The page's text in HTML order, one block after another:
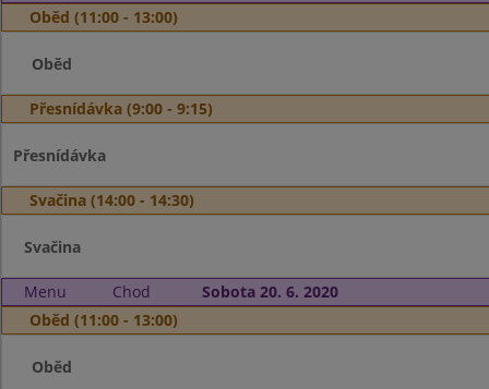
Oběd (11:00 - 13:00)
Oběd
Přesnídávka (9:00 - 9:15)
Přesnídávka
Svačina (14:00 - 14:30)
Svačina
Menu Chod
Sobota 20. 6. 2020
Oběd (11:00 - 13:00)
Oběd